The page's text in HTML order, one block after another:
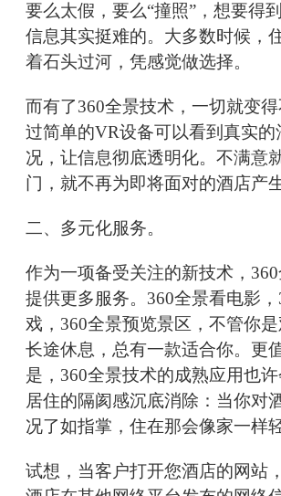
要么太假，要么“撞照”，想要得
信息其实挺难的。大多数时候，
着石头过河，凭感觉做选择。
而有了360全景技术，一切就变
过简单的VR设备可以看到真实的
况，让信息彻底透明化。不满意
门，就不再为即将面对的酒店产
二、多元化服务。
作为一项备受关注的新技术，
提供更多服务。360全景看电影
戏，360全景预览景区，不管你
长途休息，总有一款适合你。更
是，360全景技术的成熟应用也
居住的隔阂感沉底消除：当你对
况了如指掌，住在那会像家一样
试想，当客户打开您酒店的网站